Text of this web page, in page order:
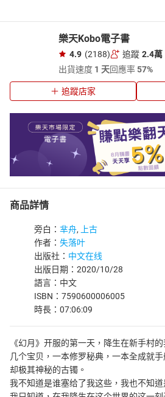
樂天Kobo電子書
4.9 (2188) 追蹤 2.4萬
出貨速度 1 天回應率57%
追蹤店家
商品詳情
旁白： 芈舟,
上古
作者： 失落叶
出版社： 中文在线
出版日期：2020/10/28
語言：中文
ISBN：7590600006005
時長：07:06:09
《幻月》开服的第一天，降生在新手村
几个宝贝，一本修罗秘典，一本全成就
却极其神秘的古镯。
我不知道是谁塞给了我这些，我也不知道